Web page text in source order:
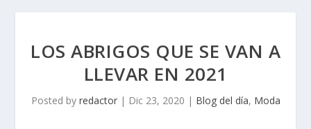
LOS ABRIGOS QUE SE VAN A
LLEVAR EN 2021
Posted by redactor| Dic 23, 2020 | Blog del día, Moda